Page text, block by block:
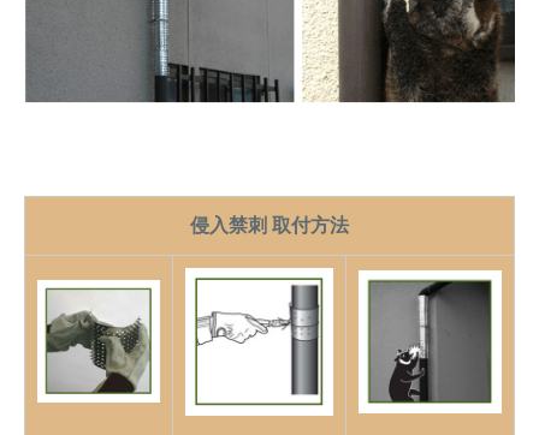
侵入禁刺 取付方法